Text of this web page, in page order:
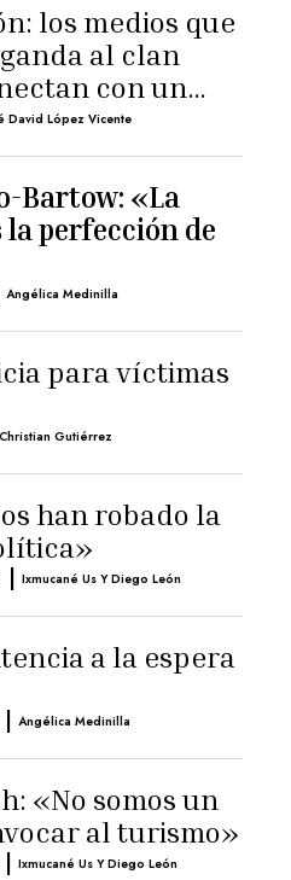
los medios que
al clan
con un
de
David López Vicente
Bartow: «La
perfección de
Angélica Medinilla
para víctimas
Christian Gutiérrez
han robado la
| Ixmucané Us Y Diego León
a la espera
| Angélica Medinilla
«No somos un
al turismo»
| Ixmucané Us Y Diego León